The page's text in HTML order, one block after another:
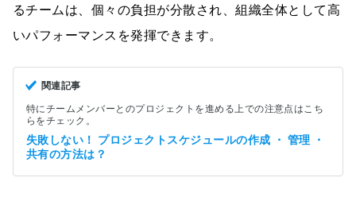
るチームは、個々の負担が分散され、組織全体として高
いパフォーマンスを発揮できます。
関連記事
特にチームメンバーとのプロジェクトを進める上での注意点はこち
らをチェック。
失敗しない！ プロジェクトスケジュールの作成 ・ 管理 ・
共有の方法は？